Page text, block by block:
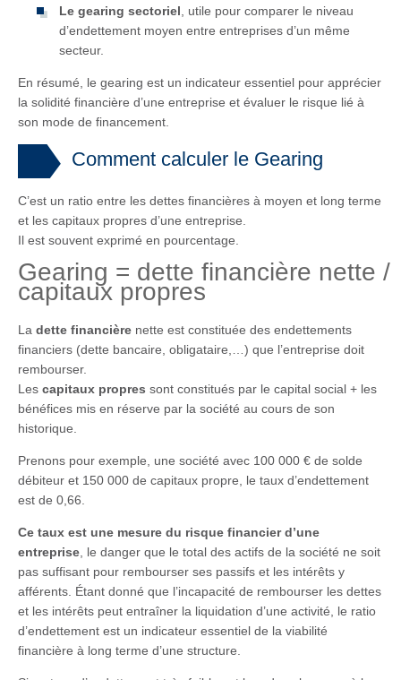
Le gearing sectoriel, utile pour comparer le niveau
d’endettement moyen entre entreprises d’un même
secteur.
En résumé, le gearing est un indicateur essentiel pour apprécier
la solidité financière d’une entreprise et évaluer le risque lié à
son mode de financement.
Comment calculer le Gearing
C’est un ratio entre les dettes financières à moyen et long terme
et les capitaux propres d’une entreprise.
Il est souvent exprimé en pourcentage.
Gearing = dette financière nette /
capitaux propres
La dette financière nette est constituée des endettements
financiers (dette bancaire, obligataire,…) que l’entreprise doit
rembourser.
Les capitaux propres sont constitués par le capital social + les
bénéfices mis en réserve par la société au cours de son
historique.
Prenons pour exemple, une société avec 100 000 € de solde
débiteur et 150 000 de capitaux propre, le taux d’endettement
est de 0,66.
Ce taux est une mesure du risque financier d’une
entreprise, le danger que le total des actifs de la société ne soit
pas suffisant pour rembourser ses passifs et les intérêts y
afférents. Étant donné que l’incapacité de rembourser les dettes
et les intérêts peut entraîner la liquidation d’une activité, le ratio
d’endettement est un indicateur essentiel de la viabilité
financière à long terme d’une structure.